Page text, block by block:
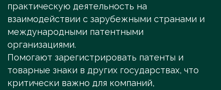
практическую деятельность на
взаимодействии с зарубежными странами и
международными патентными
организациями.
Помогают зарегистрировать патенты и
товарные знаки в других государствах, что
критически важно для компаний,